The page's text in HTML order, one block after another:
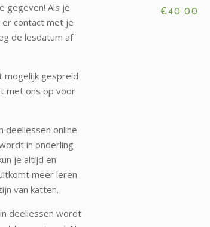
gegeven! Als je
contact met je
de lesdatum af
mogelijk gespreid
met ons op voor
deellessen online
in onderling
je altijd en
meer leren
van katten.
deellessen wordt
€ 40.00